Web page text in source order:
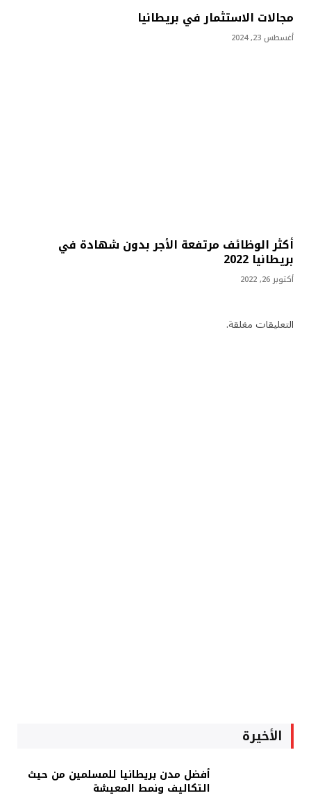
مجالات الاستثمار في بريطانيا
أغسطس 23, 2024
أكثر الوظائف مرتفعة الأجر بدون شهادة في
بريطانيا 2022
أكتوبر 26, 2022
التعليقات مغلقة.
الأخيرة
أفضل مدن بريطانيا للمسلمين من حيث
التكاليف ونمط المعيشة